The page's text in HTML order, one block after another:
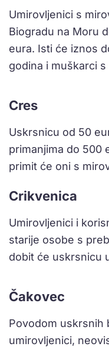
Umirovljenici s
Biogradu na Moru
eura. Isti će iznos
godina i muškarci
Cres
Uskrsnicu od 50
primanjima do 500
primit će oni s
Crikvenica
Umirovljenici i
starije osobe s
dobit će uskrsnicu
Čakovec
Povodom uskrsnih
umirovljenici,